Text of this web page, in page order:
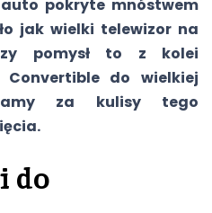
pokryte mnóstwem
jak wielki telewizor na
pomysł to z kolei
Convertible do wielkiej
za kulisy tego
do